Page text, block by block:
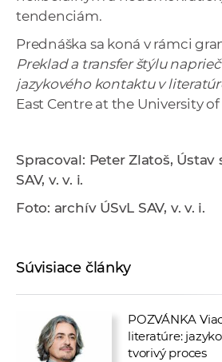
tendenciám.
Prednáška sa koná v rámci
Preklad a transfer štýlu
jazykového kontaktu v
East Centre at the University
Spracoval: Peter Zlatoš,
SAV, v. v. i.
Foto: archív ÚSvL SAV, v. v. i.
Súvisiace články
POZVÁNKA
literatúre:
tvorivý proces